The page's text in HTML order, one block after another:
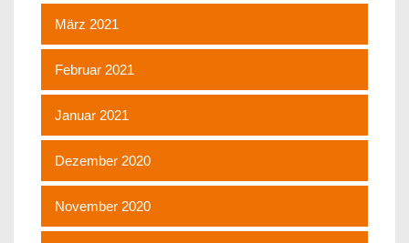
März 2021
Februar 2021
Januar 2021
Dezember 2020
November 2020